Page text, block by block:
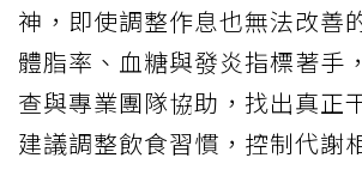
神，即使調整作息也無法改善
體脂率、血糖與發炎指標著手
查與專業團隊協助，找出真正
建議調整飲食習慣，控制代謝